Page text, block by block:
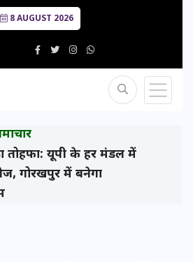
8 AUGUST 2026
तोहफा: यूपी के हर मंडल में
गोरखपुर में बनेगा